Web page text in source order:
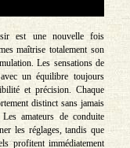
est une nouvelle fois
maîtrise totalement son
Les sensations de
un équilibre toujours
et précision. Chaque
distinct sans jamais
amateurs de conduite
les réglages, tandis que
profitent immédiatement